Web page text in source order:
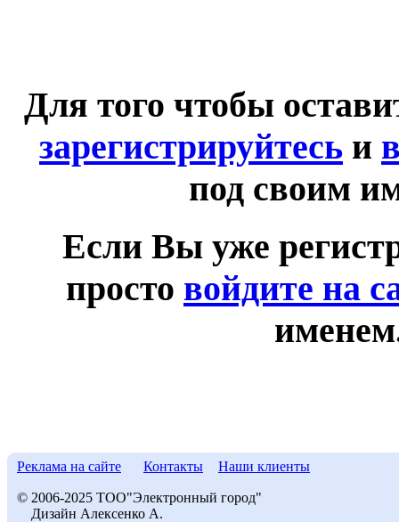
Для того чтобы
зарегистрируйтесь и
под своим
Если Вы уже
просто войдите на
Реклама на сайте Контакты Наши клиенты
© 2006-2025 ТОО"Электронный город"
Дизайн Алексенко А.